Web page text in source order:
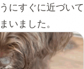
にすぐに近づいて
いました。